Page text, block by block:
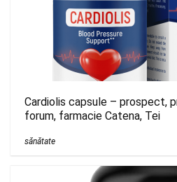
Cardiolis capsule – prospect,
forum, farmacie Catena, Tei
sănătate